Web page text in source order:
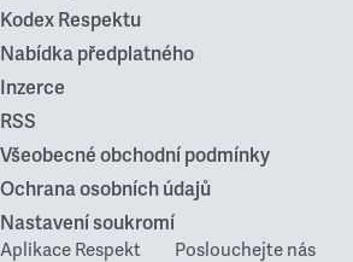
Kodex Respektu
Nabídka předplatného
Inzerce
RSS
Všeobecné obchodní podmínky
Ochrana osobních údajů
Nastavení soukromí
Aplikace Respekt Poslouchejte nás